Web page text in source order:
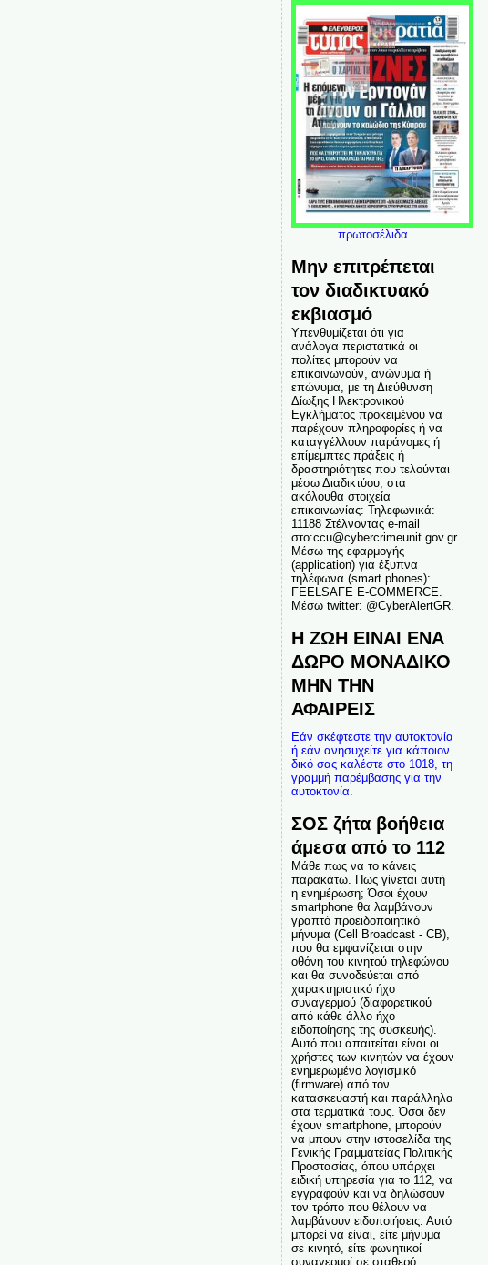
πρωτοσέλιδα
Μην επιτρέπεται
τον διαδικτυακό
εκβιασμό
Υπενθυμίζεται ότι για
ανάλογα περιστατικά οι
πολίτες μπορούν να
επικοινωνούν, ανώνυμα ή
επώνυμα, με τη Διεύθυνση
Δίωξης Ηλεκτρονικού
Εγκλήματος προκειμένου να
παρέχουν πληροφορίες ή να
καταγγέλλουν παράνομες ή
επίμεμπτες πράξεις ή
δραστηριότητες που τελούνται
μέσω Διαδικτύου, στα
ακόλουθα στοιχεία
επικοινωνίας: Τηλεφωνικά:
11188 Στέλνοντας e-mail
στο:ccu@cybercrimeunit.gov.gr
Μέσω της εφαρμογής
(application) για έξυπνα
τηλέφωνα (smart phones):
FEELSAFE E-COMMERCE.
Μέσω twitter: @CyberAlertGR.
Η ΖΩΗ ΕΙΝΑΙ ΕΝΑ
ΔΩΡΟ ΜΟΝΑΔΙΚΟ
ΜΗΝ ΤΗΝ
ΑΦΑΙΡΕΙΣ
Εάν σκέφτεστε την αυτοκτονία
ή εάν ανησυχείτε για κάποιον
δικό σας καλέστε στο 1018, τη
γραμμή παρέμβασης για την
αυτοκτονία.
ΣΟΣ ζήτα βοήθεια
άμεσα από το 112
Μάθε πως να το κάνεις
παρακάτω. Πως γίνεται αυτή
η ενημέρωση; Όσοι έχουν
smartphone θα λαμβάνουν
γραπτό προειδοποιητικό
μήνυμα (Cell Broadcast - CB),
που θα εμφανίζεται στην
οθόνη του κινητού τηλεφώνου
και θα συνοδεύεται από
χαρακτηριστικό ήχο
συναγερμού (διαφορετικού
από κάθε άλλο ήχο
ειδοποίησης της συσκευής).
Αυτό που απαιτείται είναι οι
χρήστες των κινητών να έχουν
ενημερωμένο λογισμικό
(firmware) από τον
κατασκευαστή και παράλληλα
στα τερματικά τους. Όσοι δεν
έχουν smartphone, μπορούν
να μπουν στην ιστοσελίδα της
Γενικής Γραμματείας Πολιτικής
Προστασίας, όπου υπάρχει
ειδική υπηρεσία για το 112, να
εγγραφούν και να δηλώσουν
τον τρόπο που θέλουν να
λαμβάνουν ειδοποιήσεις. Αυτό
μπορεί να είναι, είτε μήνυμα
σε κινητό, είτε φωνητικοί
συναγερμοί σε σταθερό